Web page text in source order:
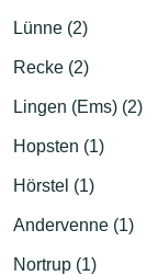
Lünne (2)
Recke (2)
Lingen (Ems) (2)
Hopsten (1)
Hörstel (1)
Andervenne (1)
Nortrup (1)